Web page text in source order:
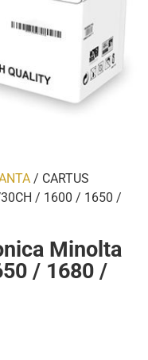
/ CARTUS
/ 1600 / 1650 /
Minolta
/ 1680 /